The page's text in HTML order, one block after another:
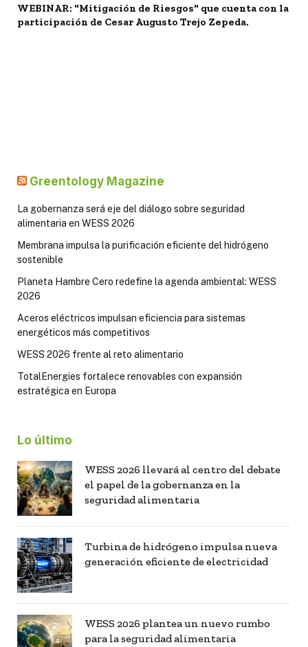
WEBINAR: "Mitigación de Riesgos" que cuenta con la
participación de Cesar Augusto Trejo Zepeda.
Greentology Magazine
La gobernanza será eje del diálogo sobre seguridad
alimentaria en WESS 2026
Membrana impulsa la purificación eficiente del hidrógeno
sostenible
Planeta Hambre Cero redefine la agenda ambiental: WESS
2026
Aceros eléctricos impulsan eficiencia para sistemas
energéticos más competitivos
WESS 2026 frente al reto alimentario
TotalEnergies fortalece renovables con expansión
estratégica en Europa
Lo último
WESS 2026 llevará al centro del debate
el papel de la gobernanza en la
seguridad alimentaria
Turbina de hidrógeno impulsa nueva
generación eficiente de electricidad
WESS 2026 plantea un nuevo rumbo
para la seguridad alimentaria